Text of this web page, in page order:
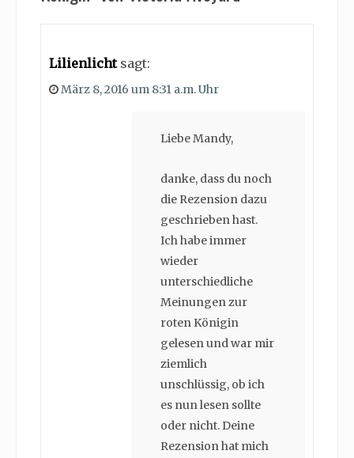
Lilienlicht sagt:
März 8, 2016 um 8:31 a.m. Uhr
Liebe Mandy,
danke, dass du noch
die Rezension dazu
geschrieben hast.
Ich habe immer
wieder
unterschiedliche
Meinungen zur
roten Königin
gelesen und war mir
ziemlich
unschlüssig, ob ich
es nun lesen sollte
oder nicht. Deine
Rezension hat mich